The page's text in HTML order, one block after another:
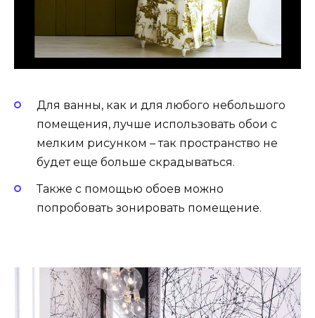
Для ванны, как и для любого небольшого
помещения, лучше использовать обои с
мелким рисунком – так пространство не
будет еще больше скрадываться.
Также с помощью обоев можно
попробовать зонировать помещение.